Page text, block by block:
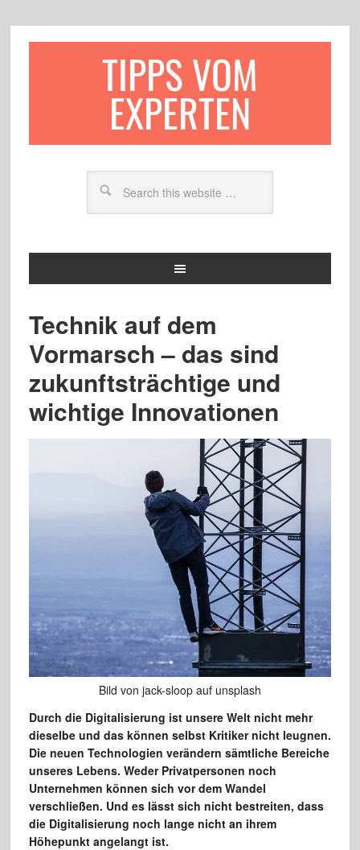
TIPPS VOM
EXPERTEN
Technik auf dem
Vormarsch – das sind
zukunftsträchtige und
wichtige Innovationen
Bild von jack-sloop auf unsplash
Durch die Digitalisierung ist unsere Welt nicht mehr
dieselbe und das können selbst Kritiker nicht leugnen.
Die neuen Technologien verändern sämtliche Bereiche
unseres Lebens. Weder Privatpersonen noch
Unternehmen können sich vor dem Wandel
verschließen. Und es lässt sich nicht bestreiten, dass
die Digitalisierung noch lange nicht an ihrem
Höhepunkt angelangt ist.